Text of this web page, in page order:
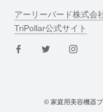
アーリーバード株式会
TriPollar公式サイト
© 家庭用美容機器